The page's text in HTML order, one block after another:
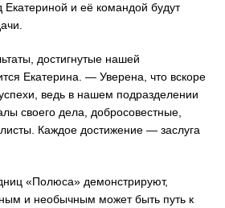
и её командой будут
достигнутые нашей
Екатерина. — Уверена, что вскоре
ведь в нашем подразделении
своего дела, добросовестные,
Каждое достижение — заслуга
«Полюса» демонстрируют,
и необычным может быть путь к